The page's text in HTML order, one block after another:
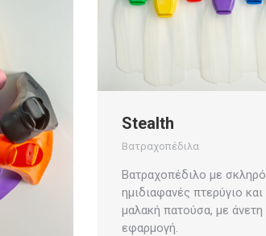
Stealth
Βατραχοπέδιλα
Βατραχοπέδιλο με σκληρό
ημιδιαφανές πτερύγιο και
μαλακή πατούσα, με άνετη
εφαρμογή.